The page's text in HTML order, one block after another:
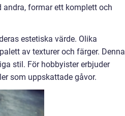
andra, formar ett komplett och
estetiska värde. Olika
av texturer och färger. Denna
stil. För hobbyister erbjuder
som uppskattade gåvor.